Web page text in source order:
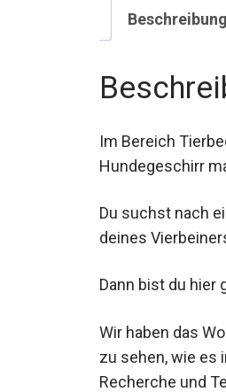
Beschreibung
Im Bereich
Hundegeschirr
Du suchst nach
deines
Dann bist du hier
Wir haben das
zu sehen, wie es
Recherche und